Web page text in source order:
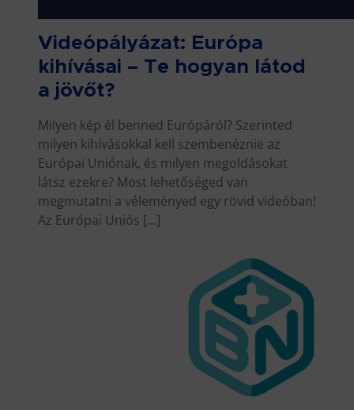
Videópályázat: Európa
kihívásai – Te hogyan látod
a jövőt?
Milyen kép él benned Európáról? Szerinted
milyen kihívásokkal kell szembenéznie az
Európai Uniónak, és milyen megoldásokat
látsz ezekre? Most lehetőséged van
megmutatni a véleményed egy rövid videóban!
Az Európai Uniós […]